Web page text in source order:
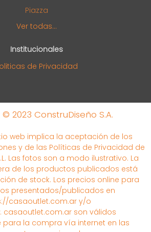
Piazza
Ver todas...
Institucionales
de Privacidad
2023 ConstruDiseño S.A.
web implica la aceptación de los
y de las Políticas de Privacidad de
Las fotos son a modo ilustrativo. La
de los productos publicados está
de stock. Los precios online para
presentados/publicados en
casaoutlet.com.ar y/o
casaoutlet.com.ar son válidos
para la compra vía internet en las